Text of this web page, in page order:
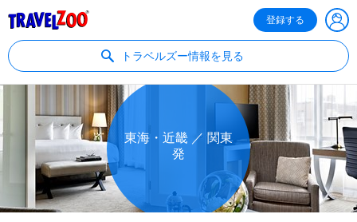
登録する
トラベルズー情報を見る
東海・近畿 ／ 関東
発